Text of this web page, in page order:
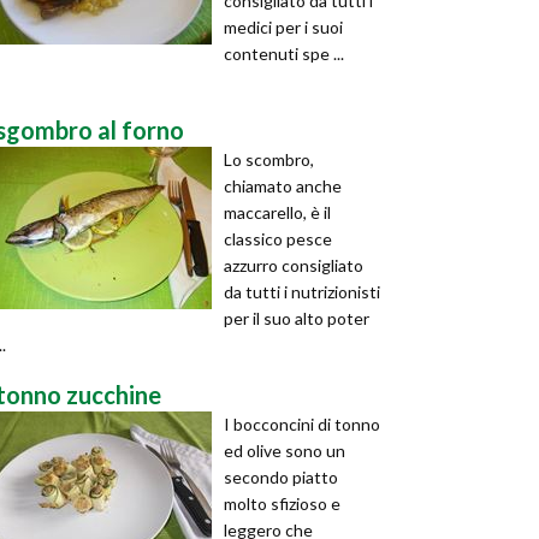
medici per i suoi
contenuti spe ...
al forno
Lo scombro,
chiamato anche
maccarello, è il
classico pesce
azzurro consigliato
da tutti i nutrizionisti
per il suo alto poter
zucchine
I bocconcini di tonno
ed olive sono un
secondo piatto
molto sfizioso e
leggero che